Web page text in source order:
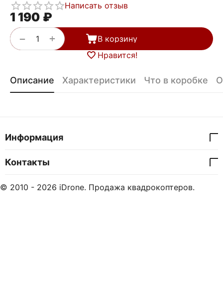
Написать отзыв
1 190 ₽
+
−
В корзину
Нравится!
Описание Характеристики Что в коробке
Информация
Контакты
© 2010 - 2026 iDrone. Продажа квадрокоптеров.